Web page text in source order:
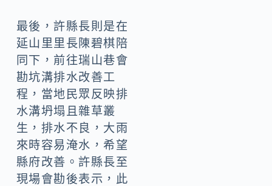
最後，許縣長則是在
延山里里長陳碧棋陪
同下，前往瑞山巷會
勘坑溝排水改善工
程，當地民眾反映排
水溝坍塌且雜草叢
生，排水不良，大雨
來時容易淹水，希望
縣府改善。許縣長至
現場會勘後表示，此